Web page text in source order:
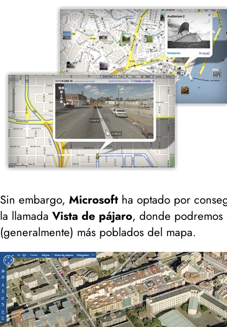
Sin embargo, Microsoft ha optado por
la llamada Vista de pájaro, donde podremos
(generalmente) más poblados del mapa.